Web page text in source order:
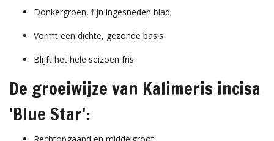
Donkergroen, fijn ingesneden blad
Vormt een dichte, gezonde basis
Blijft het hele seizoen fris
De groeiwijze van Kalimeris incisa
'Blue Star':